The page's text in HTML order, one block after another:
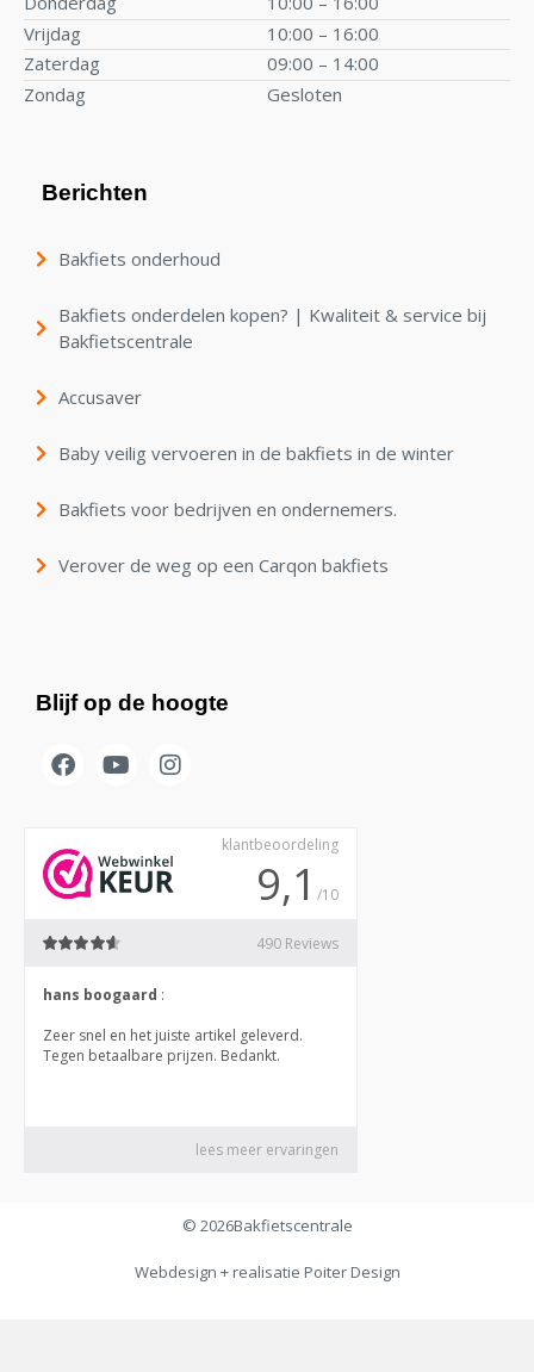
Vrijdag
10:00 – 16:00
Zaterdag
09:00 – 14:00
Zondag
Gesloten
Berichten
Bakfiets onderhoud
Bakfiets onderdelen kopen? | Kwaliteit & service bij
Bakfietscentrale
Accusaver
Baby veilig vervoeren in de bakfiets in de winter
Bakfiets voor bedrijven en ondernemers.
Verover de weg op een Carqon bakfiets
Blijf op de hoogte
© 2026Bakfietscentrale
Webdesign + realisatie Poiter Design